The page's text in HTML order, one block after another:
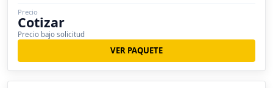
Precio
Cotizar
Precio bajo solicitud
VER PAQUETE